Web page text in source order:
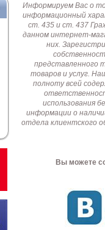
Информируем Вас о
информационный
ст. 435 и ст. 437
данном интернет-
них.
представленного
товаров и услуг.
полноту всей
использования
информации о
отдела клиентского
Вы можете